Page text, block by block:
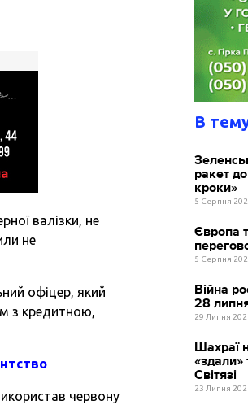
валізки, не
не
офіцер, який
з кредитною,
червону
В
ракет
кроки»
5 Серпня
Європа
5 Серпня
Війна
28
29 Липня
Шахраї
«здали»
Світязі
23 Липня